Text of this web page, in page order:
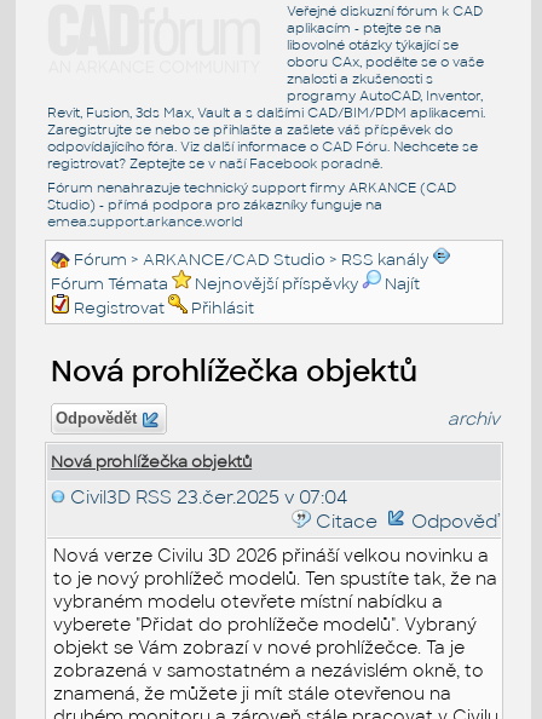
Veřejné diskuzní fórum k CAD
aplikacím - ptejte se na
libovolné otázky týkající se
oboru CAx, podělte se o vaše
znalosti a zkušenosti s
programy AutoCAD, Inventor,
Revit, Fusion, 3ds Max, Vault a s dalšími CAD/BIM/PDM aplikacemi.
Zaregistrujte se nebo se přihlašte a zašlete váš příspěvek do
odpovídajícího fóra. Viz další informace o CAD Fóru. Nechcete se
registrovat? Zeptejte se v naší Facebook poradně.
Fórum nenahrazuje technický support firmy ARKANCE (CAD
Studio) - přímá podpora pro zákazníky funguje na
emea.support.arkance.world
Fórum >ARKANCE/CAD Studio > RSS kanály
Fórum Témata
Nejnovější příspěvky
Najít
Registrovat
Přihlásit
Nová prohlížečka objektů
Odpovědět archiv
Nová prohlížečka objektů
Civil3D RSS 23.čer.2025 v 07:04
Citace
Odpověď
Nová verze Civilu 3D 2026 přináší velkou novinku a
to je nový prohlížeč modelů. Ten spustíte tak, že na
vybraném modelu otevřete místní nabídku a
vyberete "Přidat do prohlížeče modelů". Vybraný
objekt se Vám zobrazí v nové prohlížečce. Ta je
zobrazená v samostatném a nezávislém okně, to
znamená, že můžete ji mít stále otevřenou na